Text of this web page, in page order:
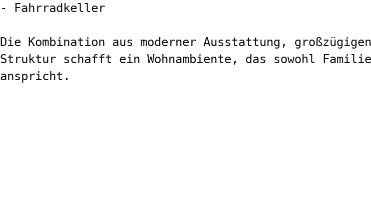
- Fahrradkeller
Die Kombination aus moderner Ausstattung,
Struktur schafft ein Wohnambiente, das sowohl
anspricht.